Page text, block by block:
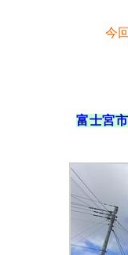
今
富士宮